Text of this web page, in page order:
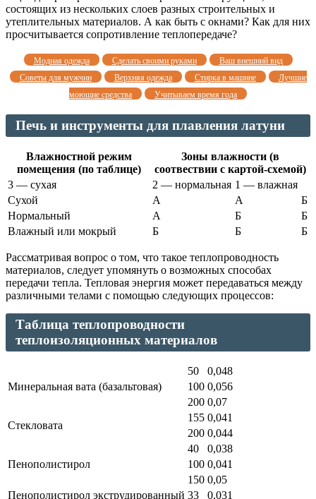
состоящих из нескольких слоев разных строительных и
утеплительных материалов. А как быть с окнами? Как для них
просчитывается сопротивление теплопередаче?
Модная одежда Сделать своими руками
Ваш внешний вид
Советы для мужчин
Верхняя одежда Стирка в машине
Лучшие
моющие средства
Учитываем время года
Печь и инструменты для плавления латуни
Влажностной режим
помещения (по таблице)
Зоны влажности (в
соотвествии с картой-схемой)
3 — сухая
2 — нормальная 1 — влажная
Сухой
А А
Б
Нормальный
А Б
Б
Влажный или мокрый
Б Б Б
Рассматривая вопрос о том, что такое теплопроводность
материалов, следует упомянуть о возможных способах
передачи тепла. Тепловая энергия может передаваться между
различными телами с помощью следующих процессов:
Таблица теплопроводности
теплоизоляционных материалов
Минеральная вата (базальтовая)
50
0,048
100 0,056
200 0,07
Стекловата
155 0,041
200 0,044
Пенополистирол
40
0,038
100 0,041
150 0,05
Пенополистирол экструдированный 33 0,031